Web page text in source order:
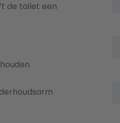
de toilet een